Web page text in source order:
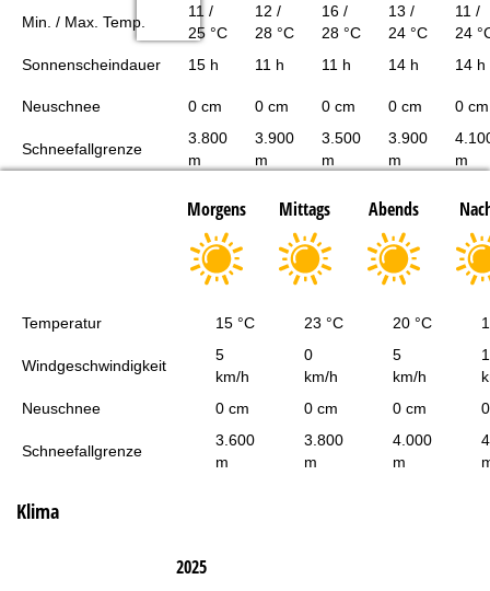
Min. / Max. Temp.
11 /
25 °C
12 /
28 °C
16 /
28 °C
13 /
24 °C
11 /
24
Sonnenscheindauer
15 h 11 h 11 h 14 h 14 h
Neuschnee 0 cm 0 cm 0 cm 0 cm 0 cm
Schneefallgrenze
3.800
m
3.900
m
3.500
m
3.900
m
m
Morgens Mittags Abends
Temperatur 15 °C 23 °C 20 °C
Windgeschwindigkeit
5
km/h
0
km/h
5
km/h
Neuschnee
0 cm 0 cm 0 cm
Schneefallgrenze
3.600
m
3.800
m
4.000
m
Klima
2025